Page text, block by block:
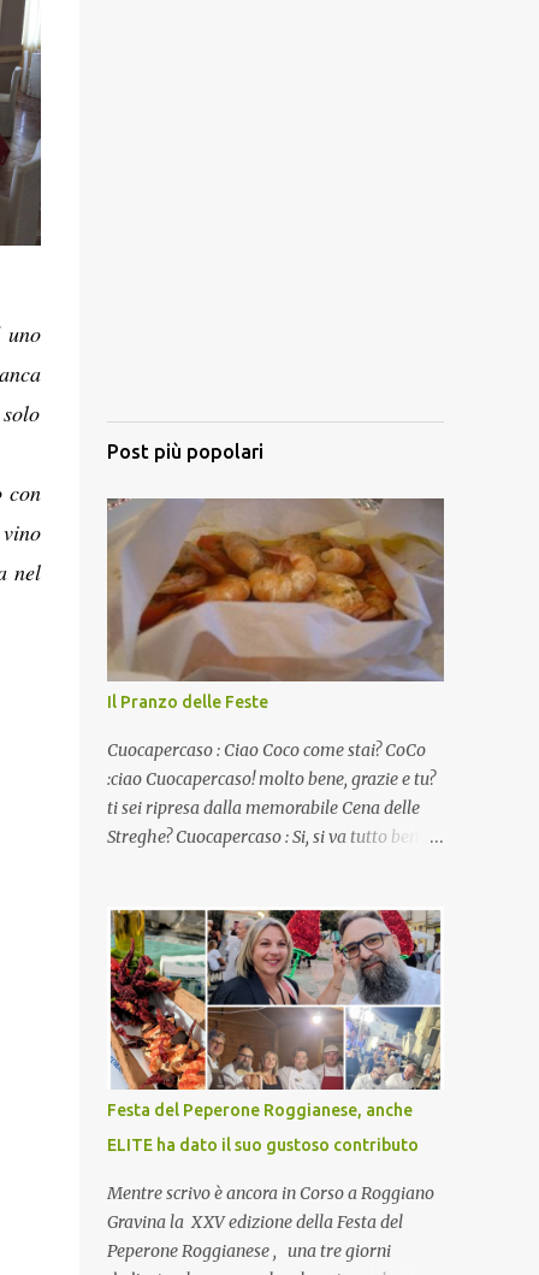
con
nel
Post più popolari
Il Pranzo delle Feste
Cuocapercaso : Ciao Coco come stai? CoCo
:ciao Cuocapercaso! molto bene, grazie e tu?
ti sei ripresa dalla memorabile Cena delle
Streghe? Cuocapercaso : Si, si va tutto bene…
virtuale! CoCo : Eh già!! E adesso con le feste
che arrivano chissà che mangiate…a
proposito Cuoca cosa prepari domenica per
pranzo, racconta un po'! Perchè io avrò ospiti
e cerco degli spunti... Cuocapercaso : A dire il
vero domenica prossima non preparo nulla
perché vado al Pranzo Aziendale di fine
anno organizzato dai mie capi! CoCo :
Pranzo aziendale? Una bella idea!
Cuocapercaso : si, è un modo per riunirsi
tutti a fine anno e tirare le somme…
naturalmente mangiando tutti insieme, con
grande convivialità! CoCo : è naturale il cibo,
Festa del Peperone Roggianese, anche
ELITE ha dato il suo gustoso contributo
Mentre scrivo è ancora in Corso a Roggiano
Gravina la XXV edizione della Festa del
Peperone Roggianese , una tre giorni